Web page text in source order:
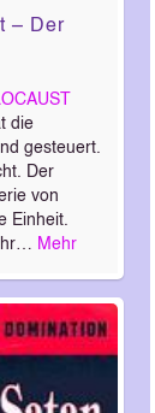
– Der
die
gesteuert.
Der
von
Einheit.
Mehr